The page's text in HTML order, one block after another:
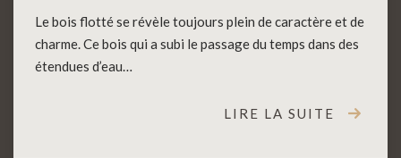
Le bois flotté se révèle toujours plein de caractère et de
charme. Ce bois qui a subi le passage du temps dans des
étendues d’eau…
LIRE LA SUITE